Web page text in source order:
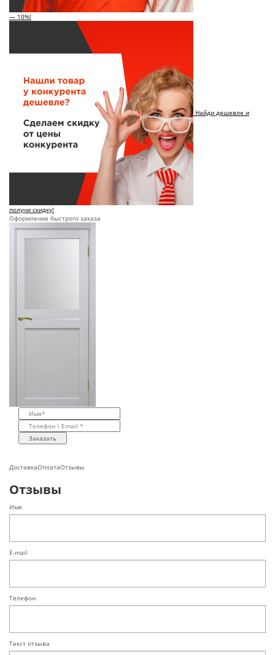
— 10%!
Найди дешевле и
получи скидку!
Оформление быстрого заказа
Заказать
ДоставкаОплатаОтзывы
Отзывы
Имя
E-mail
Телефон
Текст отзыва